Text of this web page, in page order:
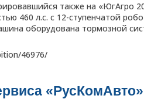
также на «ЮгАгро
460 л.с. с 12-ступенчатой
оборудована тормозной
46976/
«РусКомАвто»